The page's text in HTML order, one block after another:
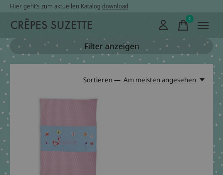
Hier geht’s zum aktuellen Katalog download
0items
Filter anzeigen
Sortieren — Am meisten angesehen